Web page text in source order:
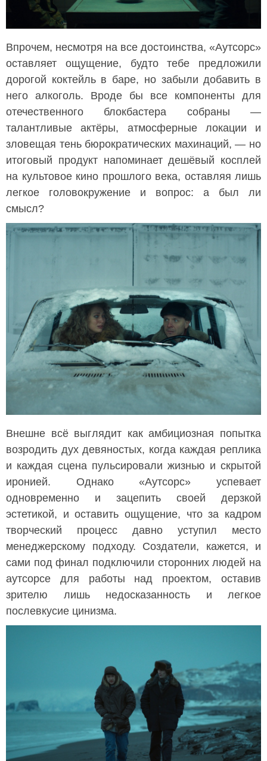
Впрочем, несмотря на все достоинства, «Аутсорс»
оставляет ощущение, будто тебе предложили
дорогой коктейль в баре, но забыли добавить в
него алкоголь. Вроде бы все компоненты для
отечественного блокбастера собраны —
талантливые актёры, атмосферные локации и
зловещая тень бюрократических махинаций, — но
итоговый продукт напоминает дешёвый косплей
на культовое кино прошлого века, оставляя лишь
легкое головокружение и вопрос: а был ли
смысл?
Внешне всё выглядит как амбициозная попытка
возродить дух девяностых, когда каждая реплика
и каждая сцена пульсировали жизнью и скрытой
иронией. Однако «Аутсорс» успевает
одновременно и зацепить своей дерзкой
эстетикой, и оставить ощущение, что за кадром
творческий процесс давно уступил место
менеджерскому подходу. Создатели, кажется, и
сами под финал подключили сторонних людей на
аутсорсе для работы над проектом, оставив
зрителю лишь недосказанность и легкое
послевкусие цинизма.